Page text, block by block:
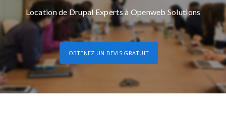
Location de Drupal Experts à Openweb Solutions
OBTENEZ UN DEVIS GRATUIT